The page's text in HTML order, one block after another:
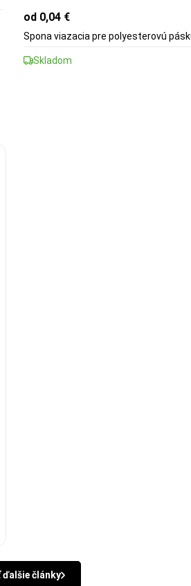
od 0,04 €
Spona viazacia pre polyesterovú
Skladom
články